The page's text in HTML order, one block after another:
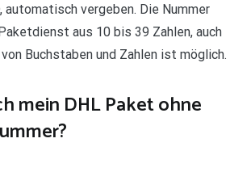
automatisch vergeben. Die Nummer
aus 10 bis 39 Zahlen, auch
Buchstaben und Zahlen ist möglich.
mein DHL Paket ohne